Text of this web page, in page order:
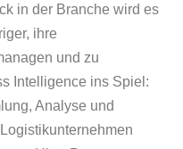
in der Branche wird es
ihre
und zu
Intelligence ins Spiel:
Analyse und